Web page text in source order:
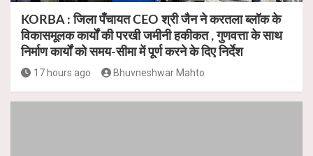
KORBA : जिला पँचायत CEO श्री जैन ने करतला ब्लॉक के
विकासमूलक कार्यों की परखी जमीनी हकीकत , गुणवत्ता के साथ
निर्माण कार्यों को समय-सीमा में पूर्ण करने के दिए निर्देश
17 hours ago Bhuvneshwar Mahto